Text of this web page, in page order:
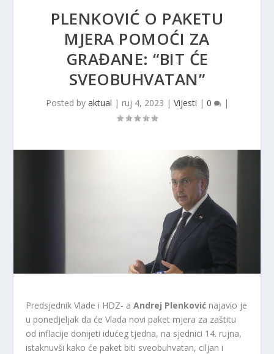
PLENKOVIĆ O PAKETU
MJERA POMOĆI ZA
GRAĐANE: “BIT ĆE
SVEOBUHVATAN”
Posted by aktual | ruj 4, 2023 | Vijesti | 0 |
Predsjednik Vlade i HDZ- aAndrej Plenković najavio je
u ponedjeljak da će Vlada novi paket mjera za zaštitu
od inflacije donijeti idućeg tjedna, na sjednici 14. rujna,
istaknuvši kako će paket biti sveobuhvatan, ciljan i